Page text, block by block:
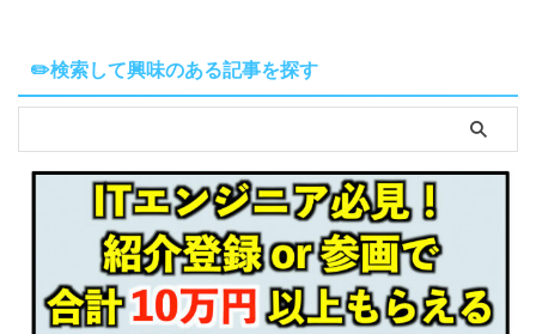
✏️検索して興味のある記事を探す